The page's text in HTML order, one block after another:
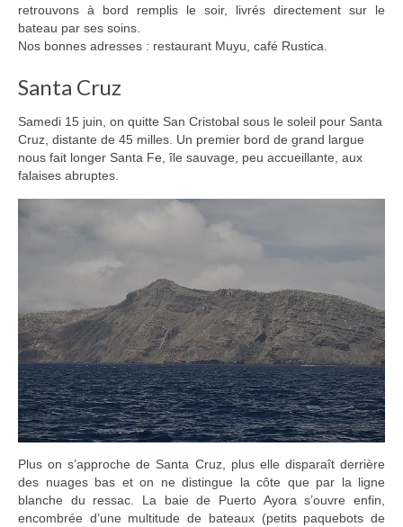
retrouvons à bord remplis le soir, livrés directement sur le
bateau par ses soins.
Nos bonnes adresses : restaurant Muyu, café Rustica.
Santa Cruz
Samedi 15 juin, on quitte San Cristobal sous le soleil pour Santa
Cruz, distante de 45 milles. Un premier bord de grand largue
nous fait longer Santa Fe, île sauvage, peu accueillante, aux
falaises abruptes.
Plus on s’approche de Santa Cruz, plus elle disparaît derrière
des nuages bas et on ne distingue la côte que par la ligne
blanche du ressac. La baie de Puerto Ayora s’ouvre enfin,
encombrée d’une multitude de bateaux (petits paquebots de